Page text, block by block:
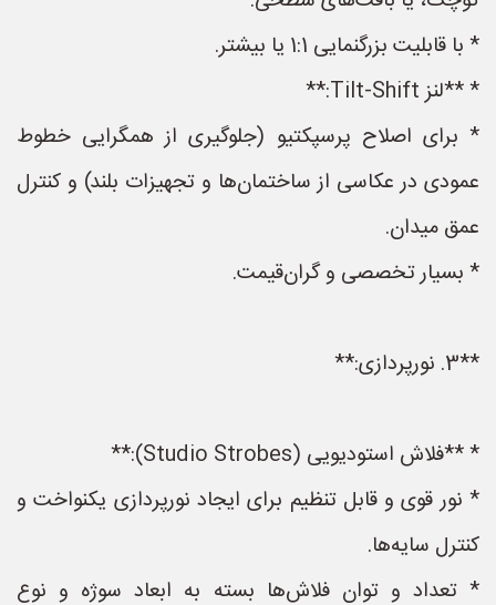
* با قابلیت بزرگنمایی 1:1 یا بیشتر.
* **لنز Tilt-Shift:**
* برای اصلاح پرسپکتیو (جلوگیری از همگرایی خطوط
عمودی در عکاسی از ساختمان‌ها و تجهیزات بلند) و کنترل
عمق میدان.
* بسیار تخصصی و گران‌قیمت.
**3. نورپردازی:**
* **فلاش استودیویی (Studio Strobes):**
* نور قوی و قابل تنظیم برای ایجاد نورپردازی یکنواخت و
کنترل سایه‌ها.
* تعداد و توان فلاش‌ها بسته به ابعاد سوژه و نوع